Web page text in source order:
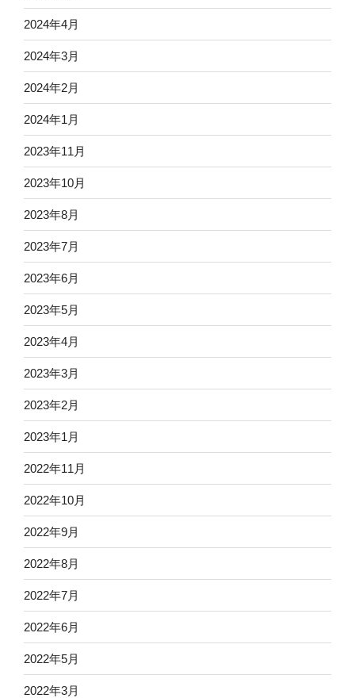
2024年4月
2024年3月
2024年2月
2024年1月
2023年11月
2023年10月
2023年8月
2023年7月
2023年6月
2023年5月
2023年4月
2023年3月
2023年2月
2023年1月
2022年11月
2022年10月
2022年9月
2022年8月
2022年7月
2022年6月
2022年5月
2022年3月